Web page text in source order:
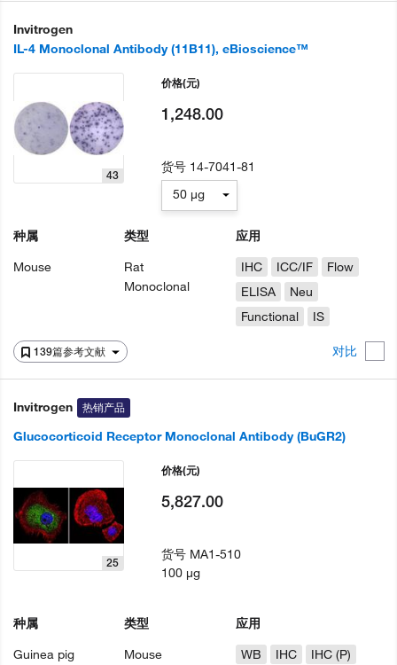
Invitrogen
IL-4 Monoclonal Antibody (11B11), eBioscience™
139篇参考文献 对比
43
种属
Mouse
类型
Rat
Monoclonal
应用
IHC
ICC/IF
Flow
ELISA
Neu
Functional
IS
价格(元)
1,248.00
货号 14-7041-81
50 µg
Invitrogen 热销产品
Glucocorticoid Receptor Monoclonal Antibody (BuGR2)
25
种属
Guinea pig
类型
Mouse
应用
WB
IHC
IHC (P)
价格(元)
5,827.00
货号 MA1-510
100 µg